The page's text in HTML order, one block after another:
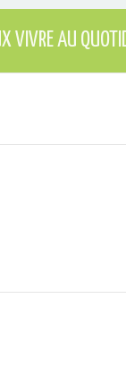
VIVRE AU